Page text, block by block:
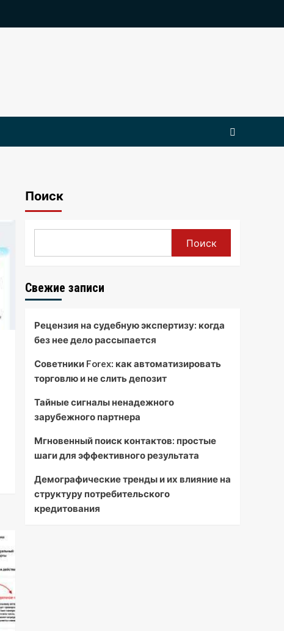
Поиск
Поиск
Свежие записи
Рецензия на судебную экспертизу: когда
без нее дело рассыпается
Советники Forex: как автоматизировать
торговлю и не слить депозит
Тайные сигналы ненадежного
зарубежного партнера
Мгновенный поиск контактов: простые
шаги для эффективного результата
Демографические тренды и их влияние на
структуру потребительского
кредитования